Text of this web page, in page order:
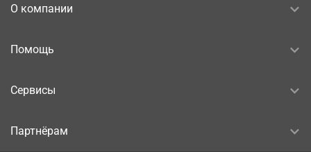
О компании
Помощь
Сервисы
Партнёрам